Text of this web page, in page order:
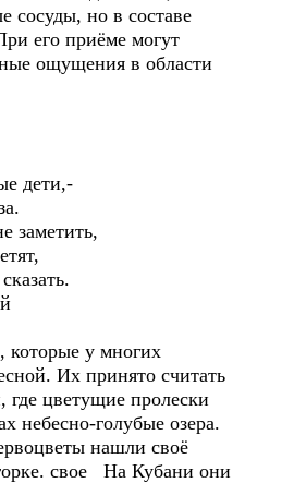
сосуды, но в составе
его приёме могут
ощущения в области
дети,-
заметить,
не сказать.
у многих
Их принято считать
цветущие пролески
небесно-голубые озера.
нашли своё
свое На Кубани они